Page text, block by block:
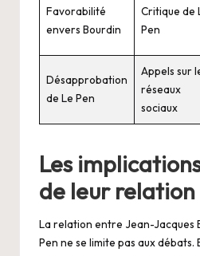
Favorabilité
envers Bourdin
Critique de
Pen
Désapprobation
de Le Pen
Appels sur
réseaux
sociaux
Les
de leur relation
La relation entre Jean-Jacques
Pen ne se limite pas aux débats.